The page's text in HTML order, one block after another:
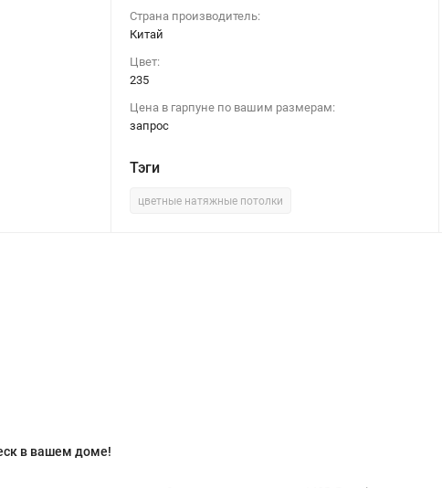
Глянец 235 (Германия)
Страна производитель:
Китай
Цвет:
235
Цена в гарпуне по вашим размерам:
запрос
Тэги
цветные натяжные потолки
в вашем доме!